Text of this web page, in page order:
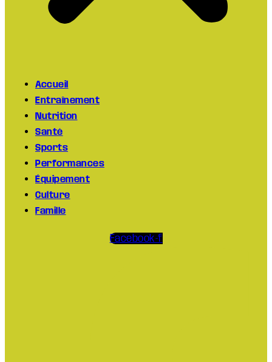
Accueil
Entraînement
Nutrition
Santé
Sports
Performances
Équipement
Culture
Famille
Facebook-f